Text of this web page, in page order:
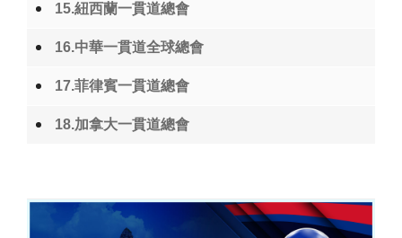
15.紐西蘭一貫道總會
16.中華一貫道全球總會
17.菲律賓一貫道總會
18.加拿大一貫道總會